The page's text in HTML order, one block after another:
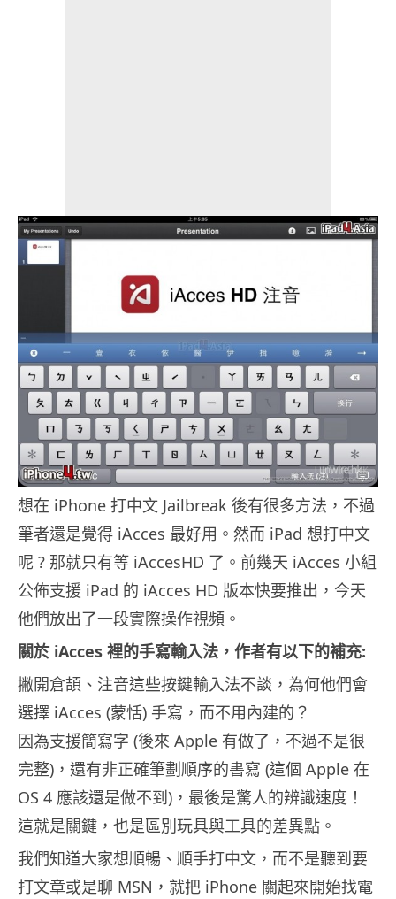
想在 iPhone 打中文 Jailbreak 後有很多方法，不過
筆者還是覺得 iAcces 最好用。然而 iPad 想打中文
呢 ? 那就只有等 iAccesHD 了。前幾天 iAcces 小組
公佈支援 iPad 的 iAcces HD 版本快要推出，今天
他們放出了一段實際操作視頻。
關於 iAcces 裡的手寫輸入法，作者有以下的補充:
撇開倉頡、注音這些按鍵輸入法不談，為何他們會
選擇 iAcces (蒙恬) 手寫，而不用內建的？
因為支援簡寫字 (後來 Apple 有做了，不過不是很
完整)，還有非正確筆劃順序的書寫 (這個 Apple 在
OS 4 應該還是做不到)，最後是驚人的辨識速度！
這就是關鍵，也是區別玩具與工具的差異點。
我們知道大家想順暢、順手打中文，而不是聽到要
打文章或是聊 MSN，就把 iPhone 關起來開始找電